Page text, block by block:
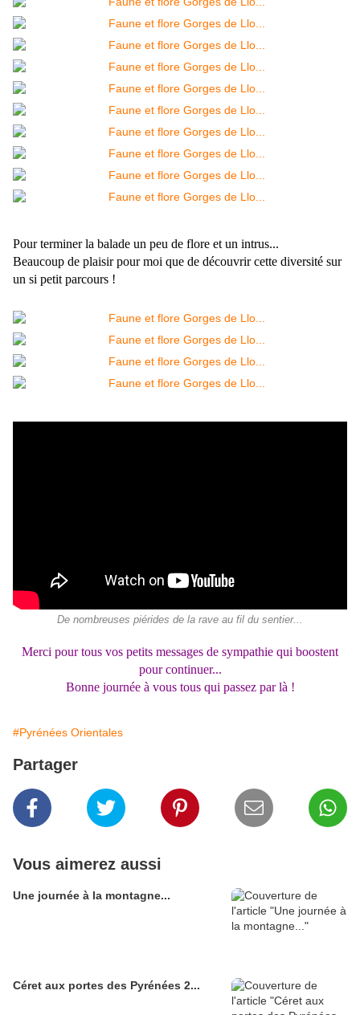
Pour terminer la balade un peu de flore et un intrus...
Beaucoup de plaisir pour moi que de découvrir cette diversité sur
un si petit parcours !
De nombreuses piérides de la rave au fil du sentier...
Merci pour tous vos petits messages de sympathie qui boostent
pour continuer...
Bonne journée à vous tous qui passez par là !
#Pyrénées Orientales
Partager
Vous aimerez aussi
Une journée à la montagne...
Céret aux portes des Pyrénées 2...